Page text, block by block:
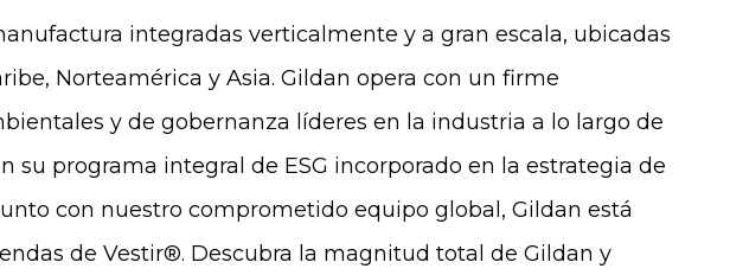
integradas verticalmente y a gran escala, ubicadas
Norteamérica y Asia. Gildan opera con un firme
y de gobernanza líderes en la industria a lo largo de
su programa integral de ESG incorporado en la estrategia de
con nuestro comprometido equipo global, Gildan está
de Vestir®. Descubra la magnitud total de Gildan y